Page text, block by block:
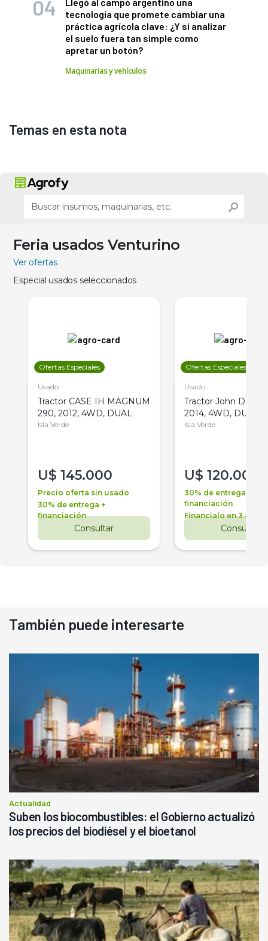
tecnología que promete cambiar una
práctica agrícola clave: ¿Y si analizar
el suelo fuera tan simple como
apretar un botón?
Maquinarias y vehículos
Temas en esta nota
Feria usados Venturino
Ver ofertas
Especial usados seleccionados
Ofertas Especiales
Usado
Tractor CASE IH MAGNUM
290, 2012, 4WD, DUAL
Isla Verde
U$ 145.000
Precio oferta sin usado
30% de entrega +
financiación
Consultar
Ofertas Especiales
Usado
Tractor John Deere
2014, 4WD, DUAL
Isla Verde
U$ 120.000
30% de entrega +
financiación
Financialo en 3 años
Consultar
También puede interesarte
Actualidad
Suben los biocombustibles: el Gobierno actualizó
los precios del biodiésel y el bioetanol